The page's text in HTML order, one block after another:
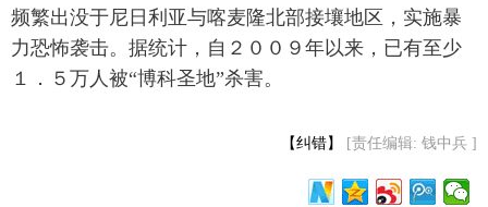
频繁出没于尼日利亚与喀麦隆北部接壤地区，实施暴
力恐怖袭击。据统计，自２００９年以来，已有至少
１．５万人被“博科圣地”杀害。
【纠错】 [责任编辑: 钱中兵 ]